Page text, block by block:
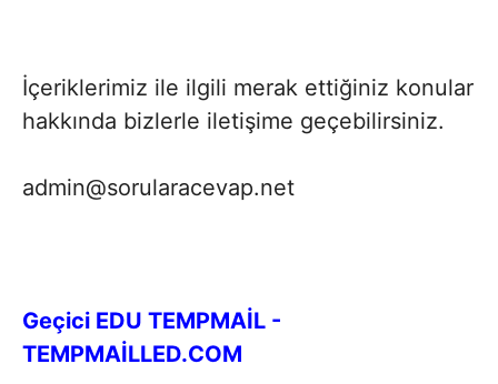
İçeriklerimiz ile ilgili merak ettiğiniz konular
hakkında bizlerle iletişime geçebilirsiniz.
admin@sorularacevap.net
Geçici EDU TEMPMAİL -
TEMPMAİLLED.COM